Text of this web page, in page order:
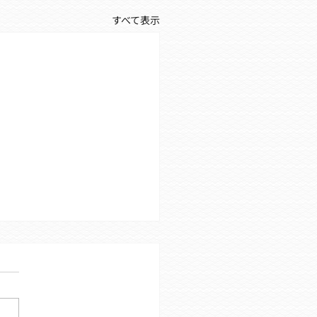
すべて表示
お電話にてご案内をしてお